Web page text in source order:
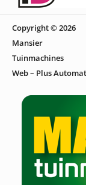
Copyright © 2026
Mansier
Tuinmachines
Web – Plus